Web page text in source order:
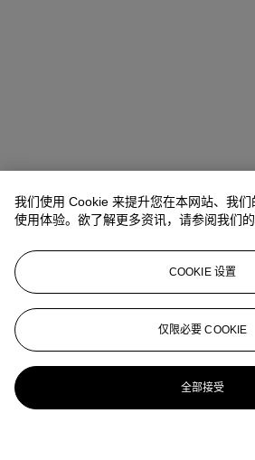
我们使用 Cookie 来提升您在本网站、我
使用体验。欲了解更多资讯，请参阅我们的
COOKIE 设置
仅限必要 COOKIE
全部接受